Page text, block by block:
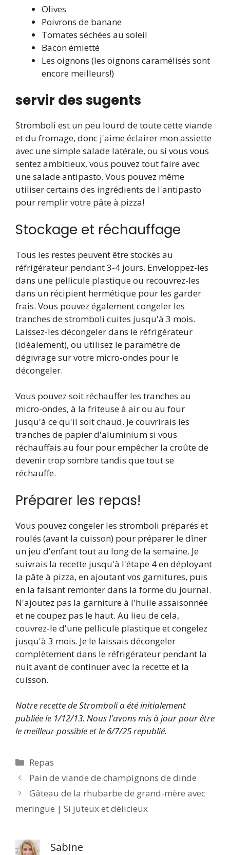
Olives
Poivrons de banane
Tomates séchées au soleil
Bacon émietté
Les oignons (les oignons caramélisés sont
encore meilleurs!)
servir des sugents
Stromboli est un peu lourd de toute cette viande
et du fromage, donc j'aime éclairer mon assiette
avec une simple salade latérale, ou si vous vous
sentez ambitieux, vous pouvez tout faire avec
une salade antipasto. Vous pouvez même
utiliser certains des ingrédients de l'antipasto
pour remplir votre pâte à pizza!
Stockage et réchauffage
Tous les restes peuvent être stockés au
réfrigérateur pendant 3-4 jours. Enveloppez-les
dans une pellicule plastique ou recouvrez-les
dans un récipient hermétique pour les garder
frais. Vous pouvez également congeler les
tranches de stromboli cuites jusqu'à 3 mois.
Laissez-les décongeler dans le réfrigérateur
(idéalement), ou utilisez le paramètre de
dégivrage sur votre micro-ondes pour le
décongeler.
Vous pouvez soit réchauffer les tranches au
micro-ondes, à la friteuse à air ou au four
jusqu'à ce qu'il soit chaud. Je couvrirais les
tranches de papier d'aluminium si vous
réchauffais au four pour empêcher la croûte de
devenir trop sombre tandis que tout se
réchauffe.
Préparer les repas!
Vous pouvez congeler les stromboli préparés et
roulés (avant la cuisson) pour préparer le dîner
un jeu d'enfant tout au long de la semaine. Je
suivrais la recette jusqu'à l'étape 4 en déployant
la pâte à pizza, en ajoutant vos garnitures, puis
en la faisant remonter dans la forme du journal.
N'ajoutez pas la garniture à l'huile assaisonnée
et ne coupez pas le haut. Au lieu de cela,
couvrez-le d'une pellicule plastique et congelez
jusqu'à 3 mois. Je le laissais décongeler
complètement dans le réfrigérateur pendant la
nuit avant de continuer avec la recette et la
cuisson.
Notre recette de Stromboli a été initialement
publiée le 1/12/13. Nous l'avons mis à jour pour être
le meilleur possible et le 6/7/25 republié.
Catégories
Repas
Pain de viande de champignons de dinde
Gâteau de la rhubarbe de grand-mère avec
meringue | Si juteux et délicieux
Sabine